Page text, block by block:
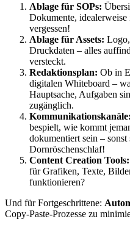
Ablage für SOPs:
Dokumente,
vergessen!
Ablage für Assets:
Druckdaten – alles
versteckt.
Redaktionsplan: Ob in
digitalen Whiteboard –
Hauptsache, Aufgaben
zugänglich.
Kommunikationskanäle:
bespielt, wie kommt
dokumentiert sein –
Dornröschenschlaf!
Content Creation Tools:
für Grafiken, Texte,
funktionieren?
Und für Fortgeschrittene:
Copy-Paste-Prozesse zu